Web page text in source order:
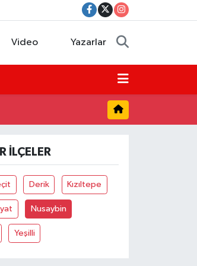
Video Yazarlar
İLÇELER
Derik Kızıltepe
Nusaybin
Yeşilli